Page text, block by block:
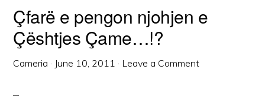
Çfarë e pengon njohjen e
Çështjes Çame…!?
Cameria · June 10, 2011 · Leave a Comment